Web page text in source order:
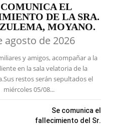
COMUNICA EL
DE LA SRA.
MOYANO.
agosto de 2026
y amigos, acompañar a la
en la sala velatoria de la
restos serán sepultados el
miércoles 05/08...
Se comunica el
fallecimiento del Sr.